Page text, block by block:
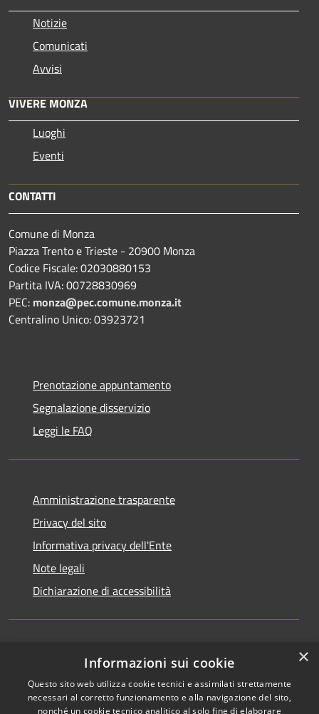
Notizie
Comunicati
Avvisi
VIVERE MONZA
Luoghi
Eventi
CONTATTI
Comune di Monza
Piazza Trento e Trieste - 20900 Monza
Codice Fiscale: 02030880153
Partita IVA: 00728830969
PEC: monza@pec.comune.monza.it
Centralino Unico: 03923721
Prenotazione appuntamento
Segnalazione disservizio
Leggi le FAQ
Amministrazione trasparente
Privacy del sito
Informativa privacy dell'Ente
Note legali
Dichiarazione di accessibilità
Newsletter ×
Informazioni sui cookie
Questo sito web utilizza cookie tecnici e assimilati strettamente
necessari al corretto funzionamento e alla navigazione del sito,
nonché un cookie tecnico analitico al solo fine di elaborare